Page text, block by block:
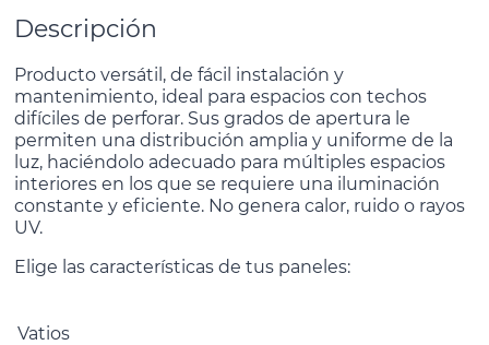
Descripción
Producto versátil, de fácil instalación y
mantenimiento, ideal para espacios con techos
difíciles de perforar. Sus grados de apertura le
permiten una distribución amplia y uniforme de la
luz, haciéndolo adecuado para múltiples espacios
interiores en los que se requiere una iluminación
constante y eficiente. No genera calor, ruido o rayos
UV.
Elige las características de tus paneles:
Vatios